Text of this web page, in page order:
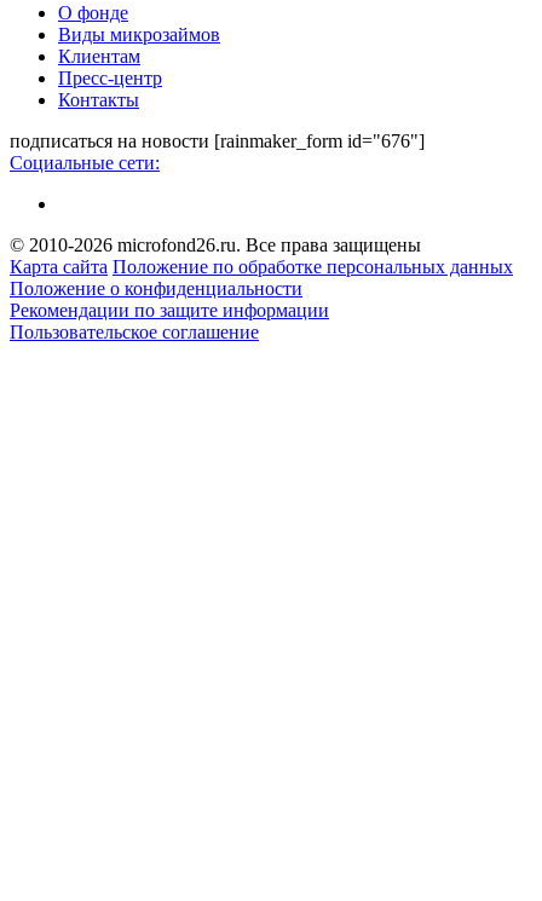
О фонде
Виды микрозаймов
Клиентам
Пресс-центр
Контакты
подписаться на новости [rainmaker_form id="676"]
Социальные сети:
© 2010-2026 microfond26.ru. Все права защищены
Карта сайта Положение по обработке персональных данных
Положение о конфиденциальности
Рекомендации по защите информации
Пользовательское соглашение